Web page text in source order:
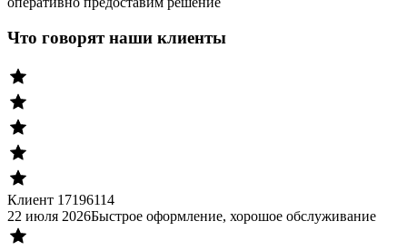
Что говорят наши клиенты
Клиент 17196114
22 июля 2026Быстрое оформление, хорошое обслуживание